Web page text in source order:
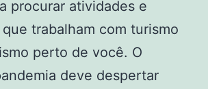
procurar atividades e
trabalham com turismo
perto de você. O
deve despertar